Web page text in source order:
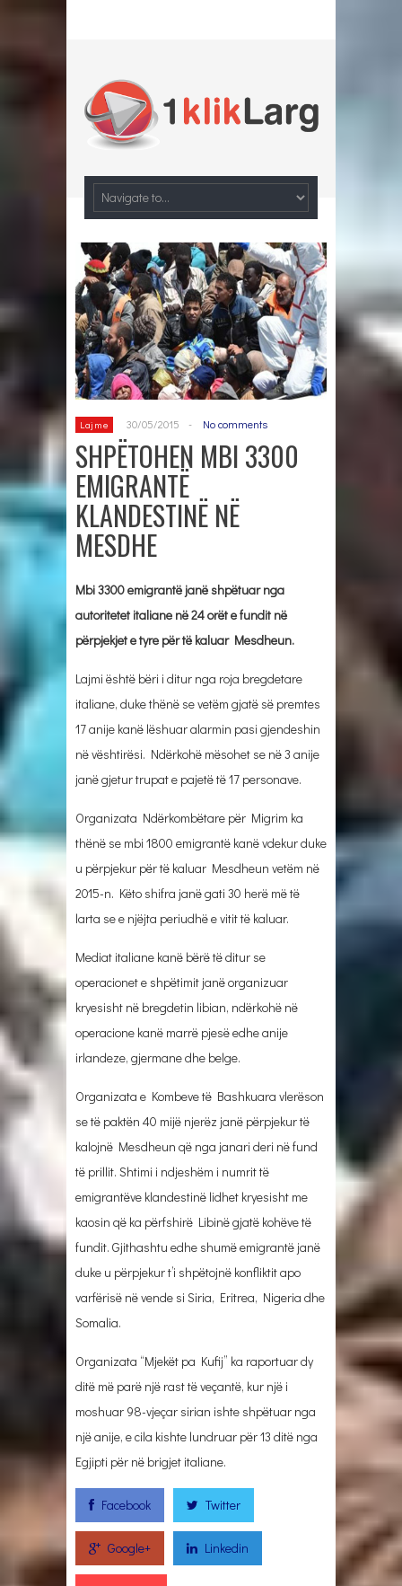
Lajme 30/05/2015 - No comments
SHPËTOHEN MBI 3300
EMIGRANTË
KLANDESTINË NË
MESDHE
Mbi 3300 emigrantë janë shpëtuar nga
autoritetet italiane në 24 orët e fundit në
përpjekjet e tyre për të kaluar Mesdheun.
Lajmi është bëri i ditur nga roja bregdetare
italiane, duke thënë se vetëm gjatë së premtes
17 anije kanë lëshuar alarmin pasi gjendeshin
në vështirësi. Ndërkohë mësohet se në 3 anije
janë gjetur trupat e pajetë të 17 personave.
Organizata Ndërkombëtare për Migrim ka
thënë se mbi 1800 emigrantë kanë vdekur duke
u përpjekur për të kaluar Mesdheun vetëm në
2015-n. Këto shifra janë gati 30 herë më të
larta se e njëjta periudhë e vitit të kaluar.
Mediat italiane kanë bërë të ditur se
operacionet e shpëtimit janë organizuar
kryesisht në bregdetin libian, ndërkohë në
operacione kanë marrë pjesë edhe anije
irlandeze, gjermane dhe belge.
Organizata e Kombeve të Bashkuara vlerëson
se të paktën 40 mijë njerëz janë përpjekur të
kalojnë Mesdheun që nga janari deri në fund
të prillit. Shtimi i ndjeshëm i numrit të
emigrantëve klandestinë lidhet kryesisht me
kaosin që ka përfshirë Libinë gjatë kohëve të
fundit. Gjithashtu edhe shumë emigrantë janë
duke u përpjekur t’i shpëtojnë konfliktit apo
varfërisë në vende si Siria, Eritrea, Nigeria dhe
Somalia.
Organizata “Mjekët pa Kufij” ka raportuar dy
ditë më parë një rast të veçantë, kur një i
moshuar 98-vjeçar sirian ishte shpëtuar nga
një anije, e cila kishte lundruar për 13 ditë nga
Egjipti për në brigjet italiane.
Facebook Twitter
Google+ Linkedin